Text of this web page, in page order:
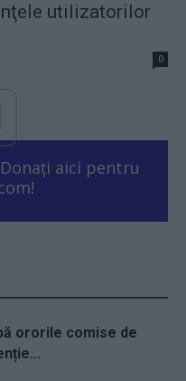
utilizatorilor
0
aici pentru
ororile comise de